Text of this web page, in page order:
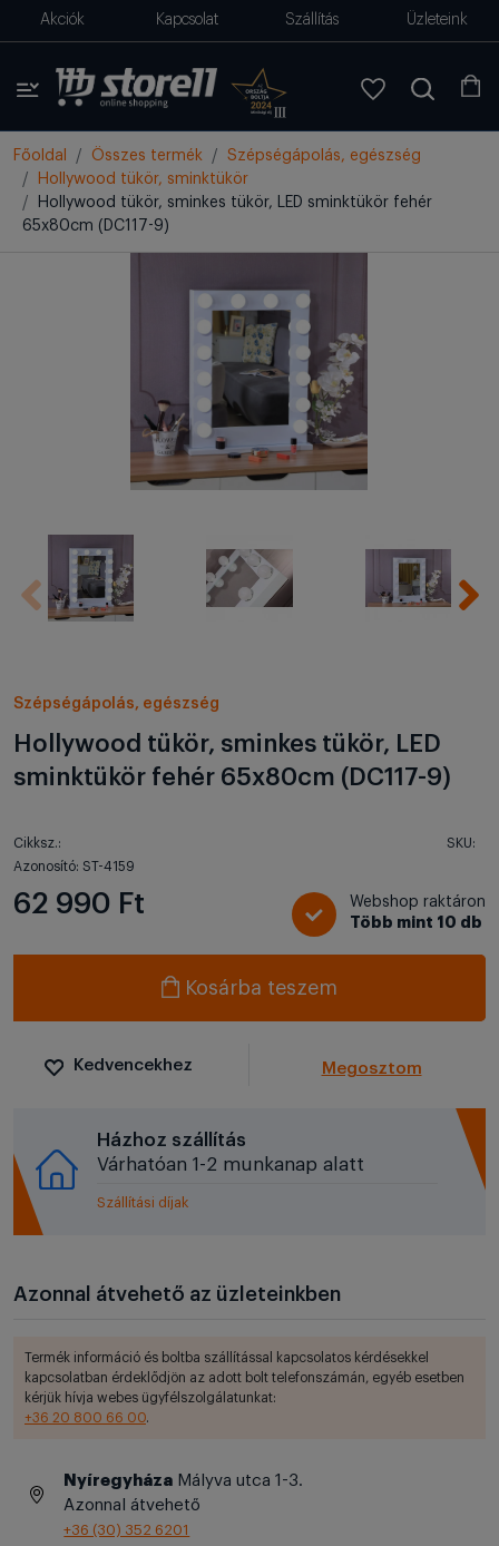
Akciók Kapcsolat Szállítás Üzleteink
Főoldal Összes termék
Szépségápolás, egészség
Hollywood tükör, sminktükör
Hollywood tükör, sminkes tükör, LED sminktükör fehér
65x80cm (DC117-9)
Szépségápolás, egészség
Hollywood tükör, sminkes tükör, LED
sminktükör fehér 65x80cm (DC117-9)
Cikksz.:
SKU:
Azonosító: ST-4159
62 990 Ft
Webshop raktáron
Több mint 10 db
Kosárba teszem
Kedvencekhez Megosztom
Házhoz szállítás
Várhatóan 1-2 munkanap alatt
Szállítási díjak
Azonnal átvehető az üzleteinkben
Termék információ és boltba szállítással kapcsolatos kérdésekkel
kapcsolatban érdeklődjön az adott bolt telefonszámán, egyéb esetben
kérjük hívja webes ügyfélszolgálatunkat:
+36 20 800 66 00.
Nyíregyháza Mályva utca 1-3.
Azonnal átvehető
+36 (30) 352 6201